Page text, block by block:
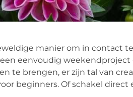
manier om in contact
eenvoudig
te brengen, er zijn tal van
beginners. Of schakel direct